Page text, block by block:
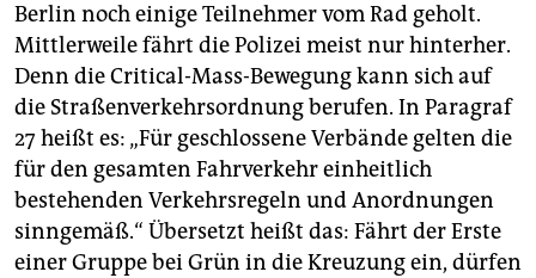
Berlin noch einige Teilnehmer vom Rad geholt.
Mittlerweile fährt die Polizei meist nur hinterher.
Denn die Critical-Mass-Bewegung kann sich auf
die Straßenverkehrsordnung berufen. In Paragraf
27 heißt es: „Für geschlossene Verbände gelten die
für den gesamten Fahrverkehr einheitlich
bestehenden Verkehrsregeln und Anordnungen
sinngemäß.“ Übersetzt heißt das: Fährt der Erste
einer Gruppe bei Grün in die Kreuzung ein, dürfen